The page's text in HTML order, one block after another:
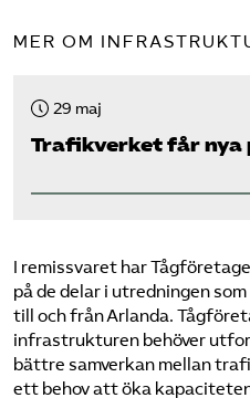
MER OM
29 maj
Trafikverket får
I remissvaret har
på de delar i utredningen
till och från Arlanda.
infrastrukturen behöver
bättre samverkan mellan
ett behov att öka